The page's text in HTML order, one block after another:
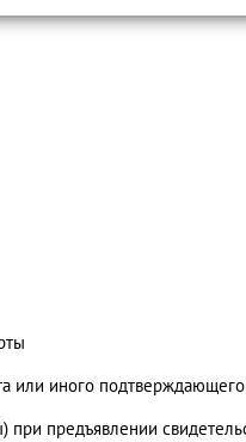
или иного
при предъявлении